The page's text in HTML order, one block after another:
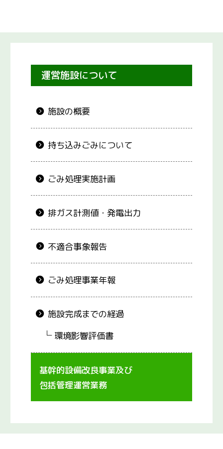
運営施設について
施設の概要
持ち込みごみについて
ごみ処理実施計画
排ガス計測値・発電出力
不適合事象報告
ごみ処理事業年報
施設完成までの経過
環境影響評価書
基幹的設備改良事業及び
包括管理運営業務